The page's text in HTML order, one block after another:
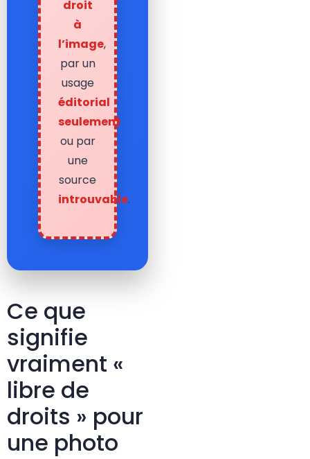
droit
à
l’image,
par un
usage
éditorial
seulement
ou par
une
source
introuvable.
Ce que
signifie
vraiment «
libre de
droits » pour
une photo